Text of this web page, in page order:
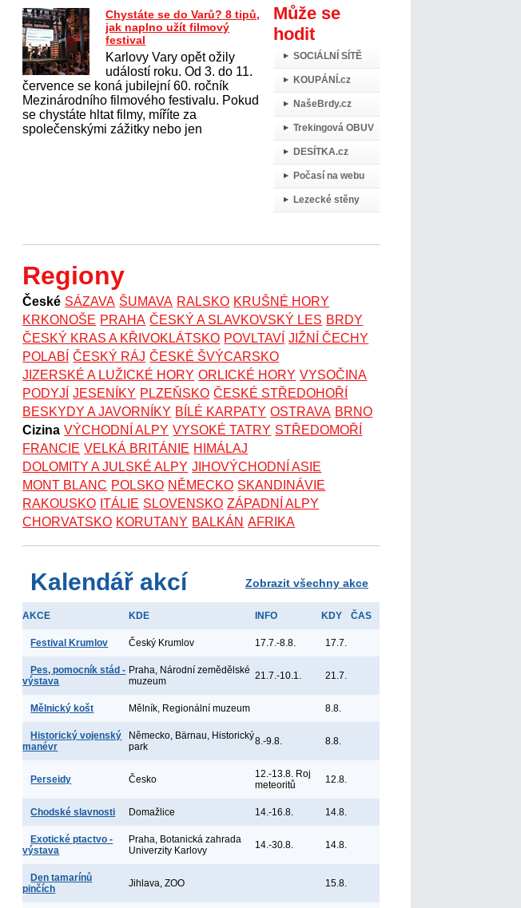
Může se
hodit
SOCIÁLNÍ SÍTĚ
KOUPÁNÍ.cz
NašeBrdy.cz
Trekingová OBUV
DESÍTKA.cz
Počasí na webu
Lezecké stěny
Chystáte se do Varů? 8 tipů,
jak naplno užít filmový
festival
Karlovy Vary opět ožily
událostí roku. Od 3. do 11.
července se koná jubilejní 60. ročník
Mezinárodního filmového festivalu. Pokud
se chystáte hltat filmy, míříte za
společenskými zážitky nebo jen
Regiony
České SÁZAVA ŠUMAVA RALSKO KRUŠNÉ HORY
KRKONOŠE PRAHA ČESKÝ A SLAVKOVSKÝ LES BRDY
ČESKÝ KRAS A KŘIVOKLÁTSKO POVLTAVÍ JIŽNÍ ČECHY
POLABÍ
ČESKÝ RÁJ ČESKÉ ŠVÝCARSKO
JIZERSKÉ A LUŽICKÉ HORY ORLICKÉ HORY VYSOČINA
PODYJÍ
JESENÍKY PLZEŇSKO ČESKÉ STŘEDOHOŘÍ
BESKYDY A JAVORNÍKY BÍLÉ KARPATY OSTRAVA BRNO
Cizina VÝCHODNÍ ALPY VYSOKÉ TATRY STŘEDOMOŘÍ
FRANCIE VELKÁ BRITÁNIE HIMÁLAJ
DOLOMITY A JULSKÉ ALPY JIHOVÝCHODNÍ ASIE
MONT BLANC POLSKO NĚMECKO SKANDINÁVIE
RAKOUSKO ITÁLIE SLOVENSKO ZÁPADNÍ ALPY
CHORVATSKO KORUTANY BALKÁN AFRIKA
Kalendář akcí Zobrazit všechny akce
AKCE KDE INFO KDY ČAS
Festival Krumlov Český Krumlov 17.7.-8.8. 17.7.
Pes, pomocník stád -
výstava
Praha, Národní zemědělské
muzeum
21.7.-10.1. 21.7.
Mělnický košt Mělník, Regionální muzeum 8.8.
Historický vojenský
manévr
Německo, Bärnau, Historický
park
8.-9.8. 8.8.
Perseidy Česko
12.-13.8. Roj
meteoritů
12.8.
Chodské slavnosti Domažlice 14.-16.8. 14.8.
Exotické ptactvo -
výstava
Praha, Botanická zahrada
Univerzity Karlovy
14.-30.8. 14.8.
Den tamarínů
pinčích
Jihlava, ZOO 15.8.